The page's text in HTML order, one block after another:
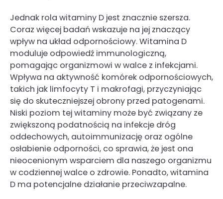
Jednak rola witaminy D jest znacznie szersza.
Coraz więcej badań wskazuje na jej znaczący
wpływ na układ odpornościowy. Witamina D
moduluje odpowiedź immunologiczną,
pomagając organizmowi w walce z infekcjami.
Wpływa na aktywność komórek odpornościowych,
takich jak limfocyty T i makrofagi, przyczyniając
się do skuteczniejszej obrony przed patogenami.
Niski poziom tej witaminy może być związany ze
zwiększoną podatnością na infekcje dróg
oddechowych, autoimmunizację oraz ogólne
osłabienie odporności, co sprawia, że jest ona
nieocenionym wsparciem dla naszego organizmu
w codziennej walce o zdrowie. Ponadto, witamina
D ma potencjalne działanie przeciwzapalne.